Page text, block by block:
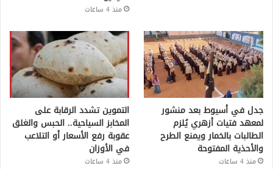
منذ 4 ساعات
جدل في أسيوط بعد منشور
لمعهد فتيات أزهري يُلزم
الطالبات بالخمار ويمنع الطرح
والأحذية المفتوحة
منذ 4 ساعات
التموين تشدد الرقابة على
المخابز السياحية.. الحبس والغلق
عقوبة رفع الأسعار أو التلاعب
في الأوزان
منذ 4 ساعات